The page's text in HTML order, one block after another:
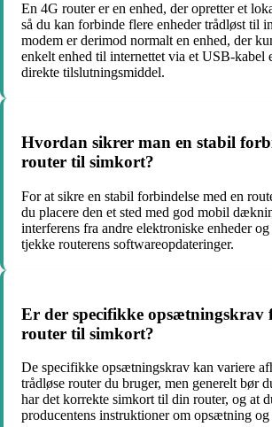
En 4G router er en enhed, der opretter et
så du kan forbinde flere enheder trådløst til
modem er derimod normalt en enhed, der
enkelt enhed til internettet via et USB-kabel
direkte tilslutningsmiddel.
Hvordan sikrer man en stabil
router til simkort?
For at sikre en stabil forbindelse med en
du placere den et sted med god mobil
interferens fra andre elektroniske enheder
tjekke routerens softwareopdateringer.
Er der specifikke opsætningskrav
router til simkort?
De specifikke opsætningskrav kan variere
trådløse router du bruger, men generelt bør
har det korrekte simkort til din router, og at
producentens instruktioner om opsætning